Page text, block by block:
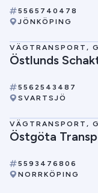
5565740478
JÖNKÖPING
VÄGTRANSPORT,
Östlunds
5562543487
SVARTSJÖ
VÄGTRANSPORT,
Östgöta
5593476806
NORRKÖPING